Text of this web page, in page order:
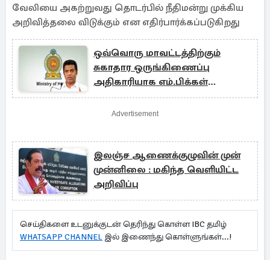
வேலியை அகற்றுவது தொடர்பில் நீதிமன்று முக்கிய
அறிவித்தலை விடுக்கும் என எதிர்பார்க்கப்படுகிறது
ஒவ்வொரு மாவட்டத்திற்கும்
சுகாதார ஒருங்கிணைப்பு
அதிகாரியாக எம்.பிக்கள்
நியமனம்
Advertisement
இலஞ்ச ஆணைக்குழுவின் முன்
முன்னிலை : மகிந்த வெளியிட்ட
அறிவிப்பு
செய்திகளை உடனுக்குடன் தெரிந்து கொள்ள IBC தமிழ்
WHATSAPP CHANNEL இல் இணைந்து கொள்ளுங்கள்...!